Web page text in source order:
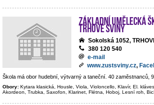
Základní umělecká
Trhové Sviny
Sokolská 1052,
380 120 540
e-mail
www.zustsviny.cz,
Škola má obor hudební, výtvarný a taneční. 40 zaměstnanců, 9
Obory: Kytara klasická, Housle, Viola, Violoncello, Klavír, El.
Akordeon, Trubka, Saxofon, Klarinet, Flétna, Hoboj, Lesní roh,